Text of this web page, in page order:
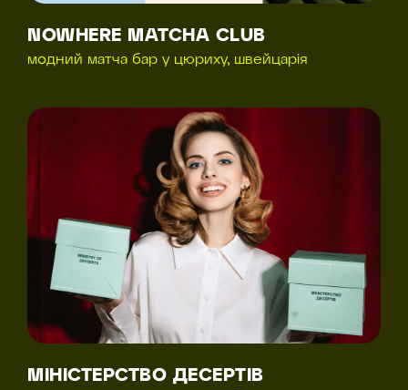
NOWHERE MATCHA CLUB
модний матча бар у цюриху, швейцарія
МІНІСТЕРСТВО ДЕСЕРТІВ